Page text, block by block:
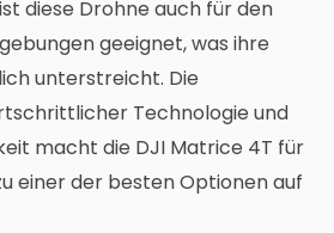
diese Drohne auch für den
geeignet, was ihre
unterstreicht. Die
Technologie und
macht die DJI Matrice 4T für
einer der besten Optionen auf